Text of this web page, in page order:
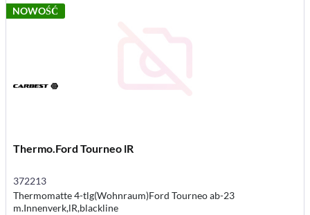
NOWOŚĆ
Thermo.Ford Tourneo lR
372213
Thermomatte 4-tlg(Wohnraum)Ford Tourneo ab-23
m.Innenverk,lR,blackline